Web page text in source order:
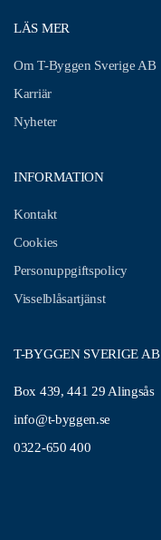
LÄS MER
Om T-Byggen Sverige AB
Karriär
Nyheter
INFORMATION
Kontakt
Cookies
Personuppgiftspolicy
Visselblåsartjänst
T-BYGGEN SVERIGE AB
Box 439, 441 29 Alingsås
info@t-byggen.se
0322-650 400